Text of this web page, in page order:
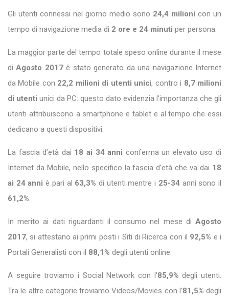
Gli utenti connessi nel giorno medio sono 24,4 milioni con un
tempo di navigazione media di 2 ore e 24 minuti per persona.
La maggior parte del tempo totale speso online durante il mese
diAgosto 2017è stato generato da una navigazione Internet
da Mobile con 22,2 milioni di utenti unici, contro i 8,7 milioni
di utenti unici da PC: questo dato evidenzia l’importanza che gli
utenti attribuiscono a smartphone e tablet e al tempo che essi
dedicano a questi dispositivi.
La fascia d’età dai 18 ai 34 anni conferma un elevato uso di
Internet da Mobile, nello specifico la fascia d’età che va dai 18
ai 24 anni è pari al 63,3% di utenti mentre i 25-34anni sono il
61,2%.
In merito ai dati riguardanti il consumo nel mese di Agosto
2017, si attestano ai primi posti i Siti di Ricerca con il 92,5% e i
Portali Generalisti con il 88,1% degli utenti online.
A seguire troviamo i Social Network con l’85,9% degli utenti.
Tra le altre categorie troviamo Videos/Movies con l’81,5% degli